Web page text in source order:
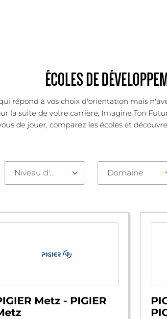
ÉCOLES DE
répond à vos choix d'orientation mais
la suite de votre carrière, Imagine Ton
de jouer, comparez les écoles et
Niveau d'admission Domaine
Metz - PIGIER